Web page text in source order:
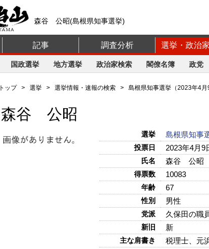
森谷 公昭(島根県知事選挙)
記事 調査分析 選挙・政治
国政選挙 地方選挙 政治家検索 閣僚名簿 政党
トップ> 選挙 > 選挙情報・速報の検索 > 島根県知事選挙（2023年4月
森谷 公昭
選挙 島根県知事
投票日 2023年4月9
氏名 森谷 公昭
得票数 10083
年齢 67
性別 男性
党派 久保田の職
新旧 新
主な肩書き 税理士、元